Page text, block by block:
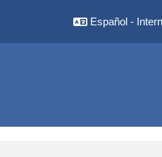
Español -